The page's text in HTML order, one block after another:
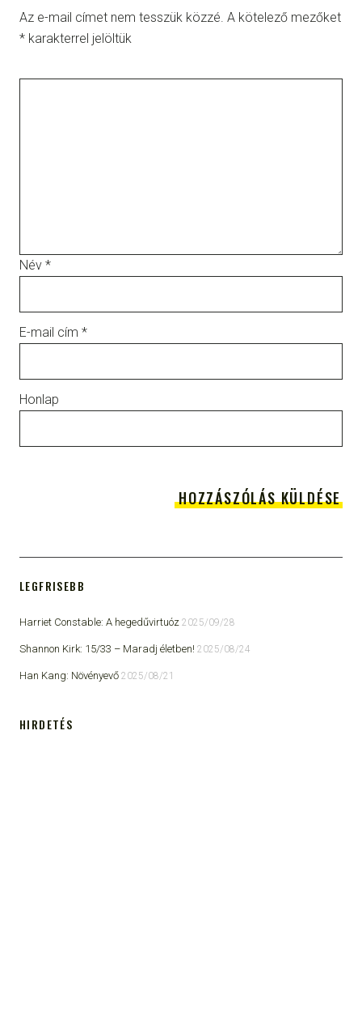
Az e-mail címet nem tesszük közzé. A kötelező mezőket
* karakterrel jelöltük
Név *
E-mail cím *
Honlap
LEGFRISEBB
Harriet Constable: A hegedűvirtuóz 2025/09/28
Shannon Kirk: 15/33 ​– Maradj életben! 2025/08/24
Han Kang: Növényevő 2025/08/21
HIRDETÉS